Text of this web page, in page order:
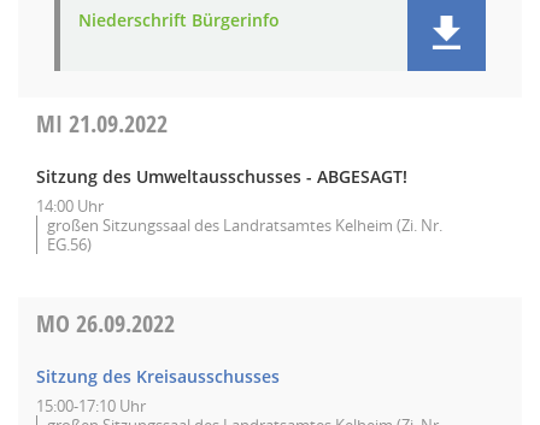
Niederschrift Bürgerinfo
MI 21.09.2022
Sitzung des Umweltausschusses - ABGESAGT!
14:00 Uhr
großen Sitzungssaal des Landratsamtes Kelheim (Zi. Nr.
EG.56)
MO 26.09.2022
Sitzung des Kreisausschusses
15:00-17:10 Uhr